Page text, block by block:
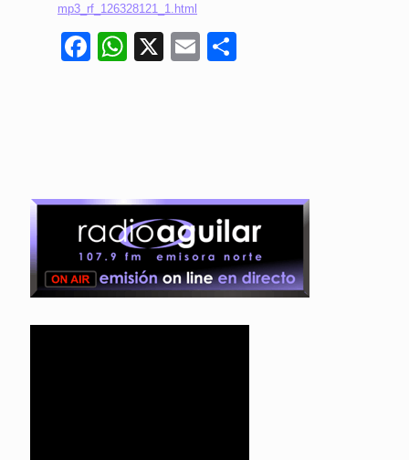
mp3_rf_126328121_1.html
Facebook
WhatsApp
X Email